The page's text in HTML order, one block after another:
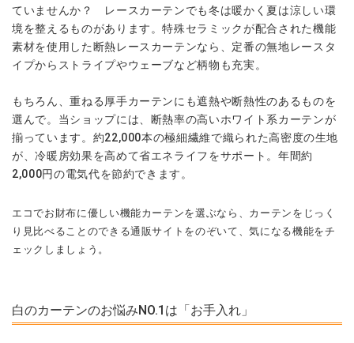
ていませんか？ レースカーテンでも冬は暖かく夏は涼しい環
境を整えるものがあります。特殊セラミックが配合された機能
素材を使用した断熱レースカーテンなら、定番の無地レースタ
イプからストライプやウェーブなど柄物も充実。
もちろん、重ねる厚手カーテンにも遮熱や断熱性のあるものを
選んで。当ショップには、断熱率の高いホワイト系カーテンが
揃っています。約22,000本の極細繊維で織られた高密度の生地
が、冷暖房効果を高めて省エネライフをサポート。年間約
2,000円の電気代を節約できます。
エコでお財布に優しい機能カーテンを選ぶなら、カーテンをじっく
り見比べることのできる通販サイトをのぞいて、気になる機能をチ
ェックしましょう。
白のカーテンのお悩みNO.1は「お手入れ」